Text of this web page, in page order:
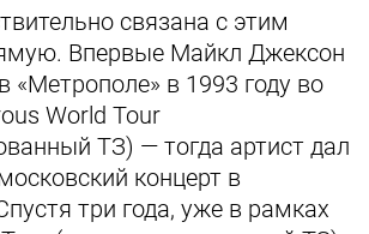
связана с этим
Впервые Майкл Джексон
«Метрополе» в 1993 году во
World Tour
ТЗ) — тогда артист дал
концерт в
три года, уже в рамках